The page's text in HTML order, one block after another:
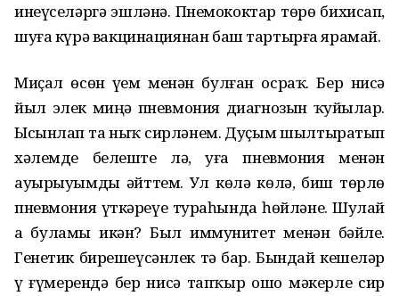
инеүселәргә эшләнә. Пнемококтар төрө бихисап,
шуға күрә вакцинациянан баш тартырға ярамай.
Миҫал өсөн үҙем менән булған осраҡ. Бер нисә
йыл элек миңә пневмония диагнозын ҡуйҙылар.
Ысынлап та ныҡ сирләнем. Дуҫым шылтыратып
хәлемде белеште лә, уға пневмония менән
ауырыуымды әйттем. Ул көлә көлә, биш төрлө
пневмония үткәреүе тураһында һөйләне. Шулай
ҙа буламы икән? Был иммунитет менән бәйле.
Генетик бирешеүсәнлек тә бар. Бындай кешеләр
үҙ ғүмерендә бер нисә тапҡыр ошо мәкерле сир